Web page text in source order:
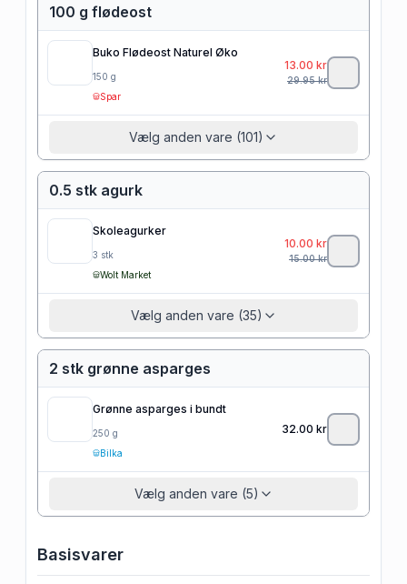
100 g flødeost
Buko Flødeost Naturel Øko
150 g
Spar
13.00 kr
29.95kr
Vælg anden vare (101)
0.5 stk agurk
Skoleagurker
3 stk
Wolt Market
10.00 kr
15.00kr
Vælg anden vare (35)
2 stk grønne asparges
Grønne asparges i bundt
250 g
Bilka
32.00 kr
Vælg anden vare (5)
Basisvarer